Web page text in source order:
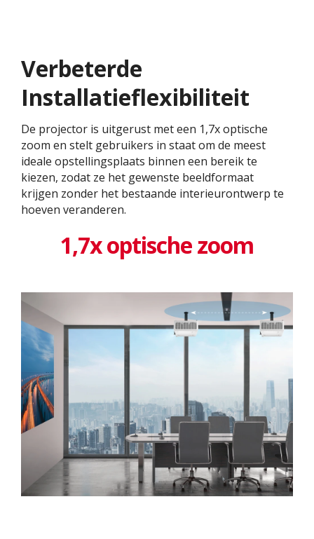
Verbeterde
Installatieflexibiliteit
De projector is uitgerust met een 1,7x optische
zoom en stelt gebruikers in staat om de meest
ideale opstellingsplaats binnen een bereik te
kiezen, zodat ze het gewenste beeldformaat
krijgen zonder het bestaande interieurontwerp te
hoeven veranderen. ​
1,7x optische zoom